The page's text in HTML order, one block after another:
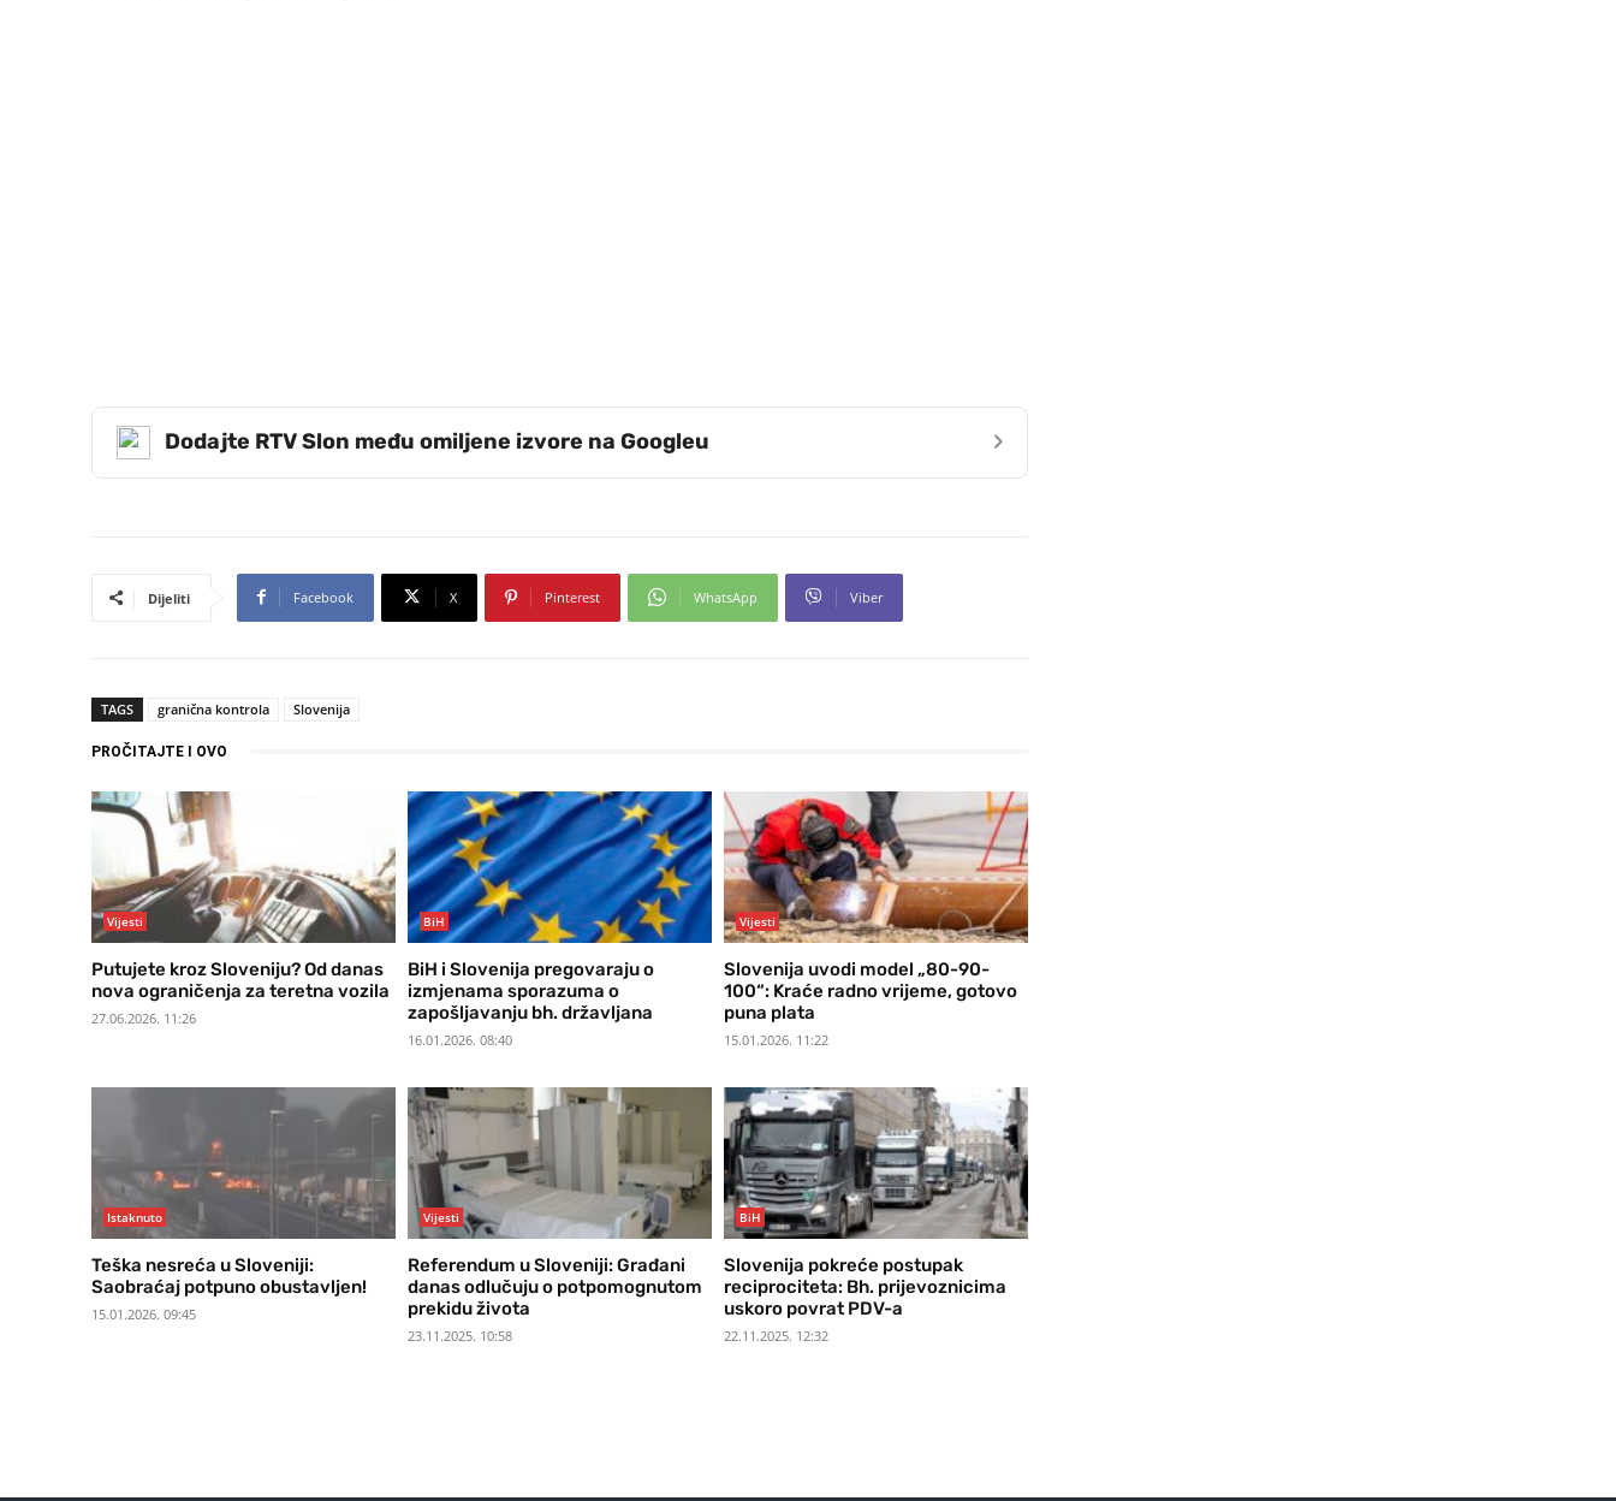
Dodajte RTV Slon među omiljene izvore na Googleu ›
Dijeliti Facebook X Pinterest WhatsApp Viber
TAGS granična kontrola Slovenija
PROČITAJTE I OVO
Vijesti
Putujete kroz Sloveniju? Od danas
nova ograničenja za teretna vozila
27.06.2026. 11:26
BiH
BiH i Slovenija pregovaraju o
izmjenama sporazuma o
zapošljavanju bh. državljana
16.01.2026. 08:40
Vijesti
Slovenija uvodi model „80-90-
100“: Kraće radno vrijeme, gotovo
puna plata
15.01.2026. 11:22
Istaknuto
Teška nesreća u Sloveniji:
Saobraćaj potpuno obustavljen!
15.01.2026. 09:45
Vijesti
Referendum u Sloveniji: Građani
danas odlučuju o potpomognutom
prekidu života
23.11.2025. 10:58
BiH
Slovenija pokreće postupak
reciprociteta: Bh. prijevoznicima
uskoro povrat PDV-a
22.11.2025. 12:32